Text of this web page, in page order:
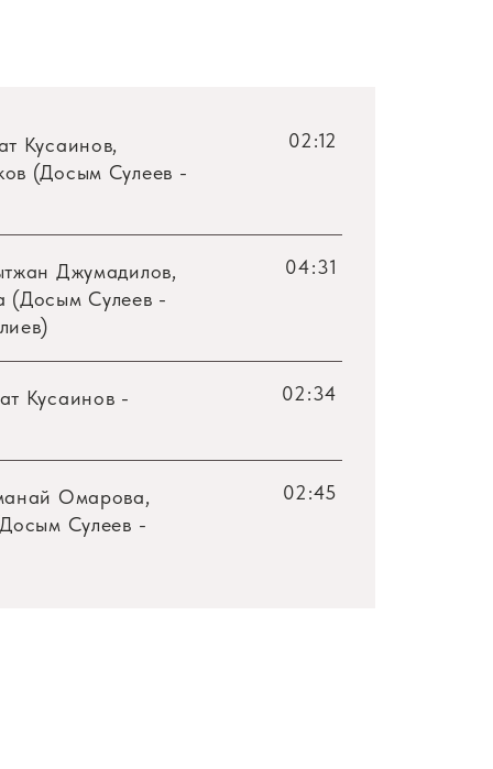
Кусаинов,
(Досым Сулеев -
02:12
Джумадилов,
(Досым Сулеев -
04:31
Кусаинов -
02:34
Омарова,
Сулеев -
02:45